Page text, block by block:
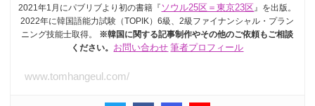
2021年1月にパブリブより初の書籍『 ソウル25区＝東京23区 』を出版。
2022年に韓国語能力試験（TOPIK）6級、2級ファイナンシャル・プラン
ニング技能士取得。 ※韓国に関する記事制作やその他のご依頼もご相談
ください。 お問い合わせ 筆者プロフィール
www.tomhangeul.com/